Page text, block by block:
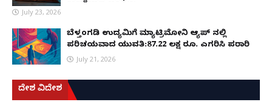
July 23, 2026
ಬೆಳ್ತಂಗಡಿ ಉದ್ಯಮಿಗೆ ಮ್ಯಾಟ್ರಿಮೋನಿ ಆ್ಯಪ್ ನಲ್ಲಿ
ಪರಿಚಯವಾದ ಯುವತಿ:87.22 ಲಕ್ಷ ರೂ. ಎಗರಿಸಿ ಪರಾರಿ
July 21, 2026
ದೇಶ ವಿದೇಶ